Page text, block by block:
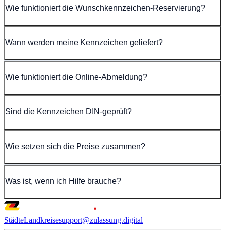
Wie funktioniert die Wunschkennzeichen-Reservierung?
Wann werden meine Kennzeichen geliefert?
Wie funktioniert die Online-Abmeldung?
Sind die Kennzeichen DIN-geprüft?
Wie setzen sich die Preise zusammen?
Was ist, wenn ich Hilfe brauche?
StädteLandkreisesupport@zulassung.digital